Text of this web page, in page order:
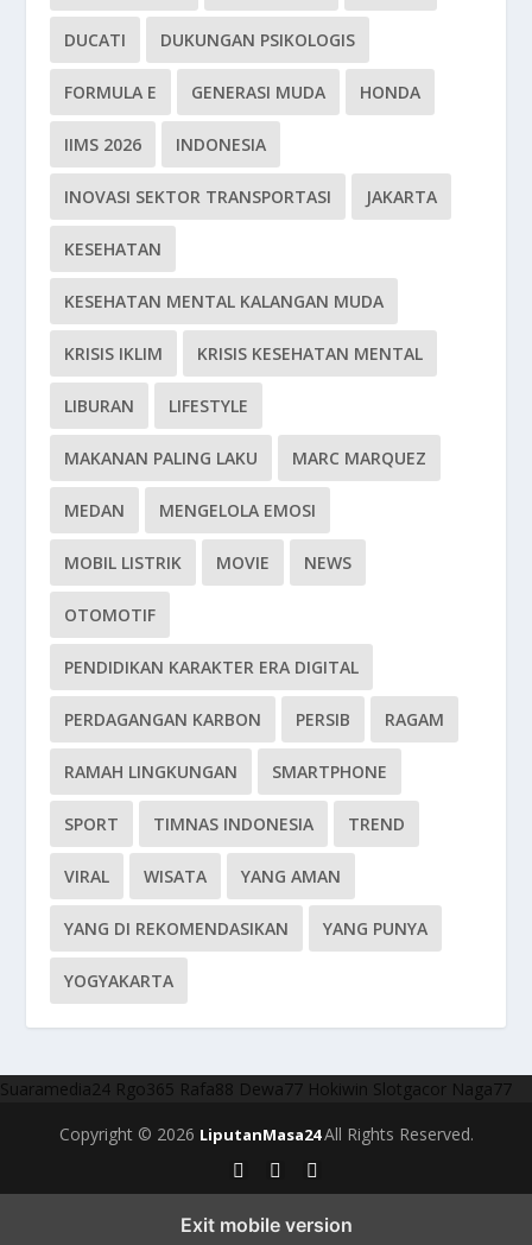
DUCATI DUKUNGAN PSIKOLOGIS
FORMULA E GENERASI MUDA HONDA
IIMS 2026 INDONESIA
INOVASI SEKTOR TRANSPORTASI JAKARTA
KESEHATAN
KESEHATAN MENTAL KALANGAN MUDA
KRISIS IKLIM KRISIS KESEHATAN MENTAL
LIBURAN LIFESTYLE
MAKANAN PALING LAKU MARC MARQUEZ
MEDAN MENGELOLA EMOSI
MOBIL LISTRIK MOVIE NEWS
OTOMOTIF
PENDIDIKAN KARAKTER ERA DIGITAL
PERDAGANGAN KARBON PERSIB RAGAM
RAMAH LINGKUNGAN SMARTPHONE
SPORT TIMNAS INDONESIA TREND
VIRAL WISATA YANG AMAN
YANG DI REKOMENDASIKAN YANG PUNYA
YOGYAKARTA
Suaramedia24 Rgo365 Rafa88 Dewa77 Hokiwin Slotgacor Naga77
Copyright © 2026 LiputanMasa24All Rights Reserved.
Exit mobile version